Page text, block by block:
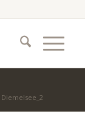
Diemelsee_2